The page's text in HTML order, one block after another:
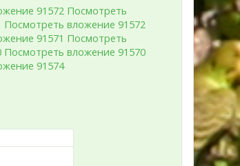
91572 Посмотреть
Посмотреть вложение 91572
91571 Посмотреть
Посмотреть вложение 91570
91574